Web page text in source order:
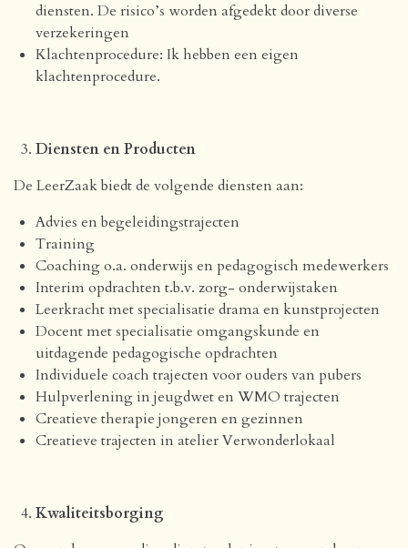
diensten. De risico’s worden afgedekt door diverse
verzekeringen
Klachtenprocedure: Ik hebben een eigen
klachtenprocedure.
Diensten en Producten
De LeerZaak biedt de volgende diensten aan:
Advies en begeleidingstrajecten
Training
Coaching o.a. onderwijs en pedagogisch medewerkers
Interim opdrachten t.b.v. zorg- onderwijstaken
Leerkracht met specialisatie drama en kunstprojecten
Docent met specialisatie omgangskunde en
uitdagende pedagogische opdrachten
Individuele coach trajecten voor ouders van pubers
Hulpverlening in jeugdwet en WMO trajecten
Creatieve therapie jongeren en gezinnen
Creatieve trajecten in atelier Verwonderlokaal
Kwaliteitsborging